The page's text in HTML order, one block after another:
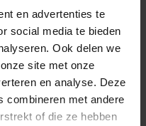
en advertenties te
social media te bieden
Ook delen we
site met onze
en analyse. Deze
combineren met andere
of die ze hebben
Meer weten